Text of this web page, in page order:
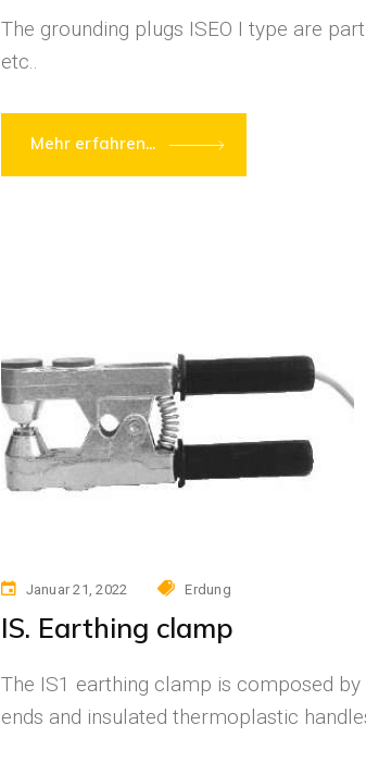
The grounding plugs ISEO I type are
etc..
Mehr erfahren...
Januar 21, 2022 Erdung
IS. Earthing clamp
The IS1 earthing clamp is composed
ends and insulated thermoplastic